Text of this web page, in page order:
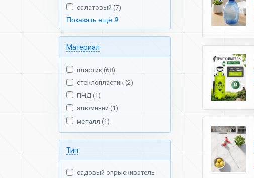
салатовый (7)
Показать ещё 9
Материал
пластик (68)
стеклопластик (2)
ПНД (1)
алюминий (1)
металл (1)
Тип
садовый опрыскиватель